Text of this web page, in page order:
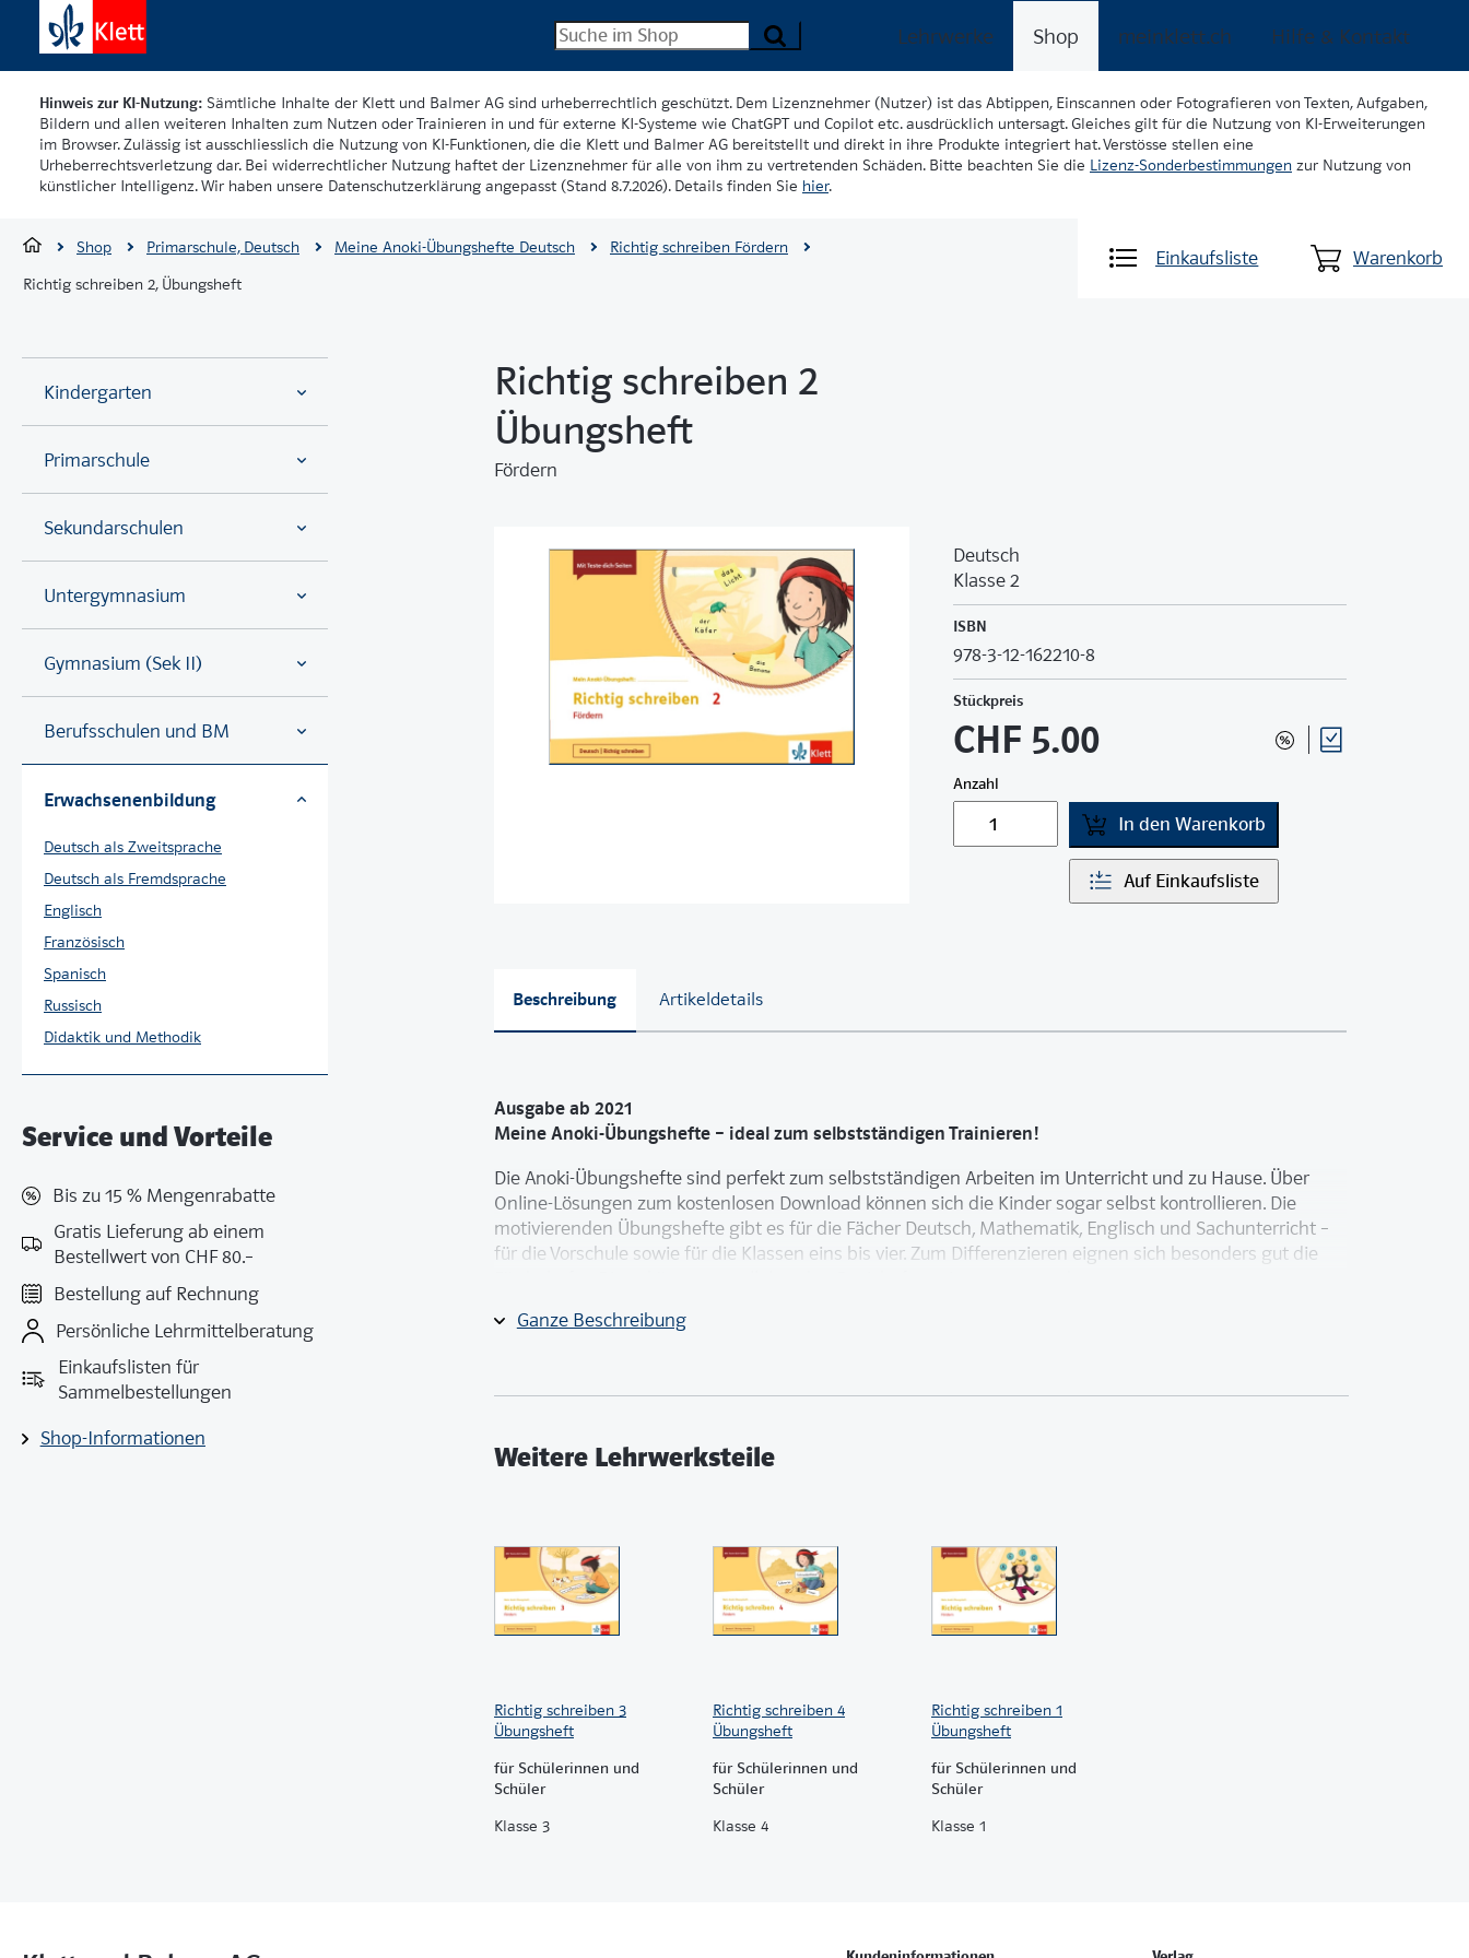
Lehrwerke Shop meinklett.ch Hilfe & Kontakt
Hinweis zur KI-Nutzung: Sämtliche Inhalte der Klett und Balmer AG sind urheberrechtlich geschützt. Dem Lizenznehmer (Nutzer) ist das Abtippen, Einscannen oder Fotografieren von Texten, Aufgaben,
Bildern und allen weiteren Inhalten zum Nutzen oder Trainieren in und für externe KI-Systeme wie ChatGPT und Copilot etc. ausdrücklich untersagt. Gleiches gilt für die Nutzung von KI-Erweiterungen
im Browser. Zulässig ist ausschliesslich die Nutzung von KI-Funktionen, die die Klett und Balmer AG bereitstellt und direkt in ihre Produkte integriert hat. Verstösse stellen eine
Urheberrechtsverletzung dar. Bei widerrechtlicher Nutzung haftet der Lizenznehmer für alle von ihm zu vertretenden Schäden. Bitte beachten Sie die Lizenz-Sonderbestimmungen zur Nutzung von
künstlicher Intelligenz. Wir haben unsere Datenschutzerklärung angepasst (Stand 8.7.2026). Details finden Sie hier.
Einkaufsliste Warenkorb
Shop Primarschule, Deutsch Meine Anoki-Übungshefte Deutsch
Richtig schreiben Fördern
Richtig schreiben 2, Übungsheft
Kindergarten
Primarschule
Sekundarschulen
Untergymnasium
Gymnasium (Sek II)
Berufsschulen und BM
Erwachsenenbildung
Deutsch als Zweitsprache
Deutsch als Fremdsprache
Englisch
Französisch
Spanisch
Russisch
Didaktik und Methodik
Service und Vorteile
Bis zu 15 % Mengenrabatte
Gratis Lieferung ab einem
Bestellwert von CHF 80.–
Bestellung auf Rechnung
Persönliche Lehrmittelberatung
Einkaufslisten für
Sammelbestellungen
Shop-Informationen
Richtig schreiben 2
Übungsheft
Fördern
Deutsch
Klasse 2
ISBN
978-3-12-162210-8
Stückpreis
CHF 5.00
Anzahl
In den Warenkorb
Auf Einkaufsliste
Beschreibung Artikeldetails
Ganze Beschreibung
Ausgabe ab 2021
Meine Anoki-Übungshefte – ideal zum selbstständigen Trainieren!
Die Anoki-Übungshefte sind perfekt zum selbstständigen Arbeiten im Unterricht und zu Hause. Über
Online-Lösungen zum kostenlosen Download können sich die Kinder sogar selbst kontrollieren. Die
motivierenden Übungshefte gibt es für die Fächer Deutsch, Mathematik, Englisch und Sachunterricht –
für die Vorschule sowie für die Klassen eins bis vier. Zum Differenzieren eignen sich besonders gut die
Richtig schreiben 2 | Fördern bietet:
Aufgaben zu den Strategien „Silben schwingen“, „Kurzer Selbstlaut“, „Groß oder klein?“, „Verlängern“,
Mach-Pause-Seiten mit Rätseln, Such- und Ausmalbildern
Teste-dich-Seiten zur Lernstandsermittlung
Weitere Lehrwerksteile
Richtig schreiben 3
Übungsheft
für Schülerinnen und
Schüler
Klasse 3
Richtig schreiben 4
Übungsheft
für Schülerinnen und
Schüler
Klasse 4
Richtig schreiben 1
Übungsheft
für Schülerinnen und
Schüler
Klasse 1